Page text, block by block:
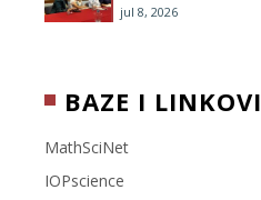
jul 8, 2026
BAZE I LINKOVI
MathSciNet
IOPscience